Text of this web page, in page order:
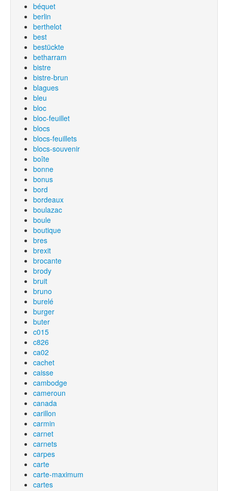
béquet
berlin
berthelot
best
bestückte
betharram
bistre
bistre-brun
blagues
bleu
bloc
bloc-feuillet
blocs
blocs-feuillets
blocs-souvenir
boîte
bonne
bonus
bord
bordeaux
boulazac
boule
boutique
bres
brexit
brocante
brody
bruit
bruno
burelé
burger
buter
c015
c826
ca02
cachet
caisse
cambodge
cameroun
canada
carillon
carmin
carnet
carnets
carpes
carte
carte-maximum
cartes